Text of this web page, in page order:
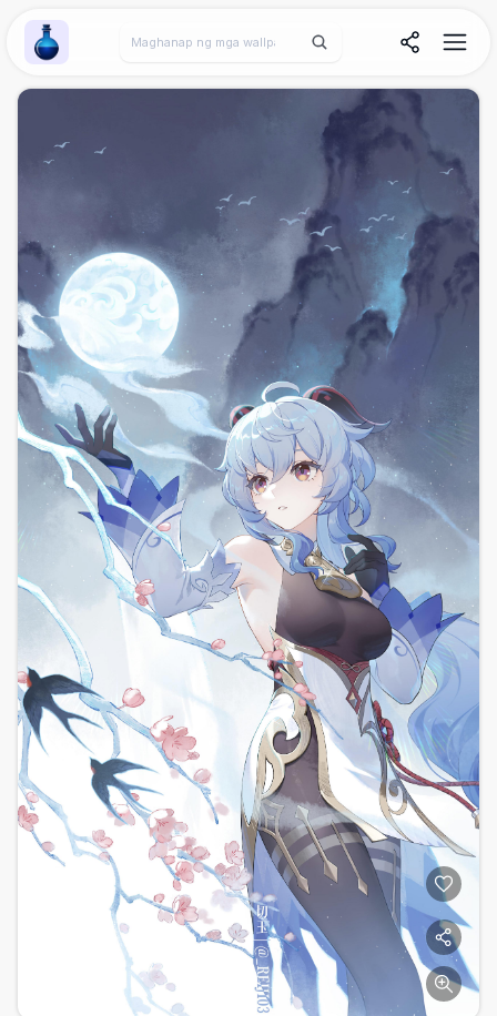
Wallpaper Alchemy